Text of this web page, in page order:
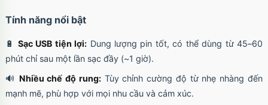
Tính năng nổi bật
🔋 Sạc USB tiện lợi: Dung lượng pin tốt, có thể dùng từ 45–60
phút chỉ sau một lần sạc đầy (~1 giờ).
🔊 Nhiều chế độ rung:Tùy chỉnh cường độ từ nhẹ nhàng đến
mạnh mẽ, phù hợp với mọi nhu cầu và cảm xúc.